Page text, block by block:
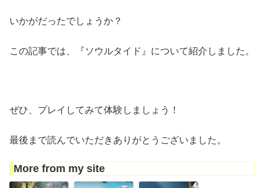
いかがだったでしょうか？
この記事では、『ソウルタイド』について紹介しました。
ぜひ、プレイしてみて体験しましょう！
最後まで読んでいただきありがとうございました。
More from my site